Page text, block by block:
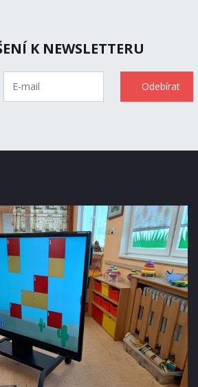
K NEWSLETTERU